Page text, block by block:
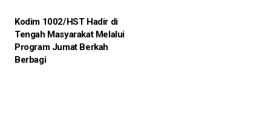
Kodim 1002/HST Hadir di
Tengah Masyarakat Melalui
Program Jumat Berkah
Berbagi